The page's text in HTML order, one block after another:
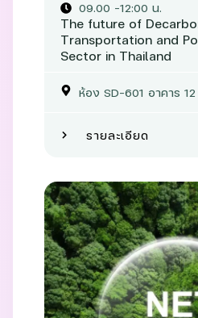
09.00 –12:00 น.
The future of
Transportation and
Sector in Thailand
ห้อง SD-601 อาคาร
รายละเอียด